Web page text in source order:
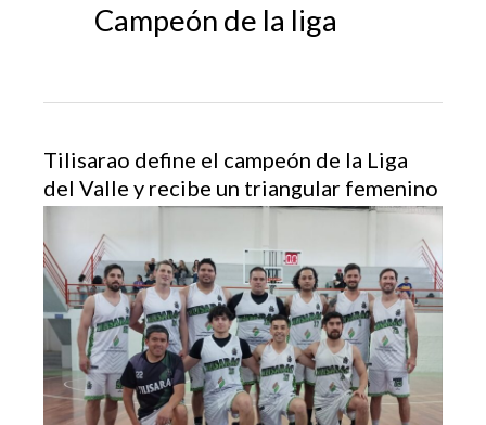
Campeón de la liga
Tilisarao define el campeón de la Liga
del Valle y recibe un triangular femenino